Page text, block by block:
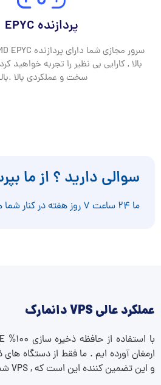
پردازنده EPYC
بالا , کارایی بی نظیر را تجربه خواهید
سخت و عملکردی بالا
سوالی دارید ؟ از ما
ما ۲۴ ساعت ۷ روز هفته در کنار شما هستیم تا هر سوالی داشته باشید پاسخ دهیم.
عملکرد عالی VPS دانمارک
و این تضمین کننده این است که , VPS شما و برنامه های آن تا حد قابل توجهی سریع و پایدار خواهند بود !